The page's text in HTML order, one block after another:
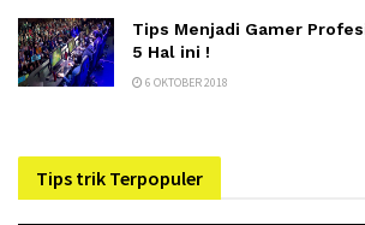
Tips Menjadi Gamer
5 Hal ini !
6 OKTOBER 2018
Tips trik Terpopuler